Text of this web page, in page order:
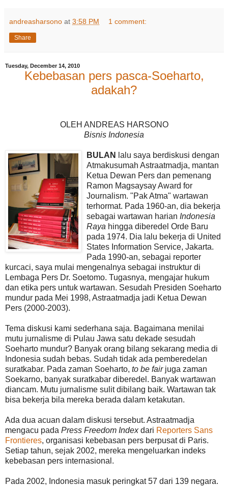
andreasharsono at 3:58 PM 1 comment:
Share
Tuesday, December 14, 2010
Kebebasan pers pasca-Soeharto,
adakah?
OLEH ANDREAS HARSONO
Bisnis Indonesia
BULAN
lalu saya berdiskusi dengan
Atmakusumah Astraatmadja, mantan
Ketua Dewan Pers dan pemenang
Ramon Magsaysay Award for
Journalism. "Pak Atma" wartawan
terhormat. Pada 1960-an, dia bekerja
sebagai wartawan harian Indonesia
Raya hingga diberedel Orde Baru
pada 1974. Dia lalu bekerja di United
States Information Service, Jakarta.
Pada 1990-an, sebagai reporter
kurcaci, saya mulai mengenalnya sebagai instruktur di
Lembaga Pers Dr. Soetomo. Tugasnya, mengajar hukum
dan etika pers untuk wartawan. Sesudah Presiden Soeharto
mundur pada Mei 1998, Astraatmadja jadi Ketua Dewan
Pers (2000-2003).
Tema diskusi kami sederhana saja. Bagaimana menilai
mutu jurnalisme di Pulau Jawa satu dekade sesudah
Soeharto mundur? Banyak orang bilang sekarang media di
Indonesia sudah bebas. Sudah tidak ada pemberedelan
suratkabar. Pada zaman Soeharto, to be fairjuga zaman
Soekarno, banyak suratkabar diberedel. Banyak wartawan
diancam. Mutu jurnalisme sulit dibilang baik. Wartawan tak
bisa bekerja bila mereka berada dalam ketakutan.
Ada dua acuan dalam diskusi tersebut. Astraatmadja
mengacu pada Press Freedom Indexdari Reporters Sans
Frontieres, organisasi kebebasan pers berpusat di Paris.
Setiap tahun, sejak 2002, mereka mengeluarkan indeks
kebebasan pers internasional.
Pada 2002, Indonesia masuk peringkat 57 dari 139 negara.